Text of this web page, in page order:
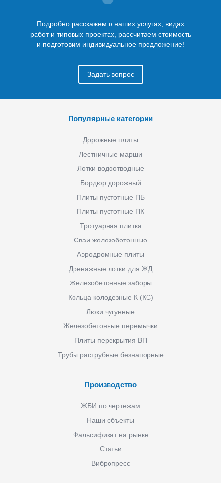
Подробно расскажем о наших услугах, видах
работ и типовых проектах, рассчитаем стоимость
и подготовим индивидуальное предложение!
Задать вопрос
Популярные категории
Дорожные плиты
Лестничные марши
Лотки водоотводные
Бордюр дорожный
Плиты пустотные ПБ
Плиты пустотные ПК
Тротуарная плитка
Сваи железобетонные
Аэродромные плиты
Дренажные лотки для ЖД
Железобетонные заборы
Кольца колодезные К (КС)
Люки чугунные
Железобетонные перемычки
Плиты перекрытия ВП
Трубы раструбные безнапорные
Производство
ЖБИ по чертежам
Наши объекты
Фальсификат на рынке
Статьи
Вибропресс